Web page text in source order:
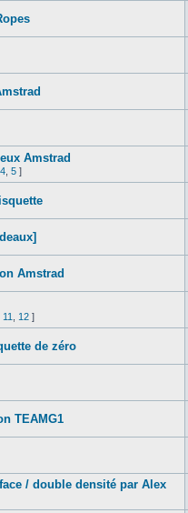
Amstrad
4 5 ]
Amstrad
11 12 ]
de zéro
TEAMG1
/ double densité par Alex